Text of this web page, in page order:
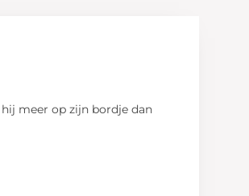
meer op zijn bordje dan